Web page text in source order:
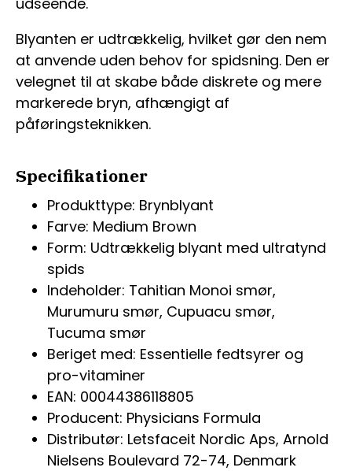
Blyanten er udtrækkelig, hvilket gør den nem
at anvende uden behov for spidsning. Den er
velegnet til at skabe både diskrete og mere
markerede bryn, afhængigt af
påføringsteknikken.
Specifikationer
Produkttype: Brynblyant
Farve: Medium Brown
Form: Udtrækkelig blyant med ultratynd
spids
Indeholder: Tahitian Monoi smør,
Murumuru smør, Cupuacu smør,
Tucuma smør
Beriget med: Essentielle fedtsyrer og
pro-vitaminer
EAN: 00044386118805
Producent: Physicians Formula
Distributør: Letsfaceit Nordic Aps, Arnold
Nielsens Boulevard 72-74, Denmark